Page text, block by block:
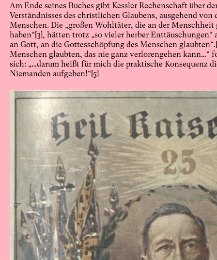
Am Ende seines Buches gibt Kessler Rechenschaft über
Verständnisses des christlichen Glaubens, ausgehend
Menschen. Die „großen Wohltäter, die an der
haben“[3], hätten trotz „so vieler herber Enttäuschungen“
an Gott, an die Gottesschöpfung des Menschen glaubten“.
Menschen glaubten, das nie ganz verlorengehen kann…“
sich: „…darum heißt für mich die praktische Konsequenz
Niemanden aufgeben!“[5]